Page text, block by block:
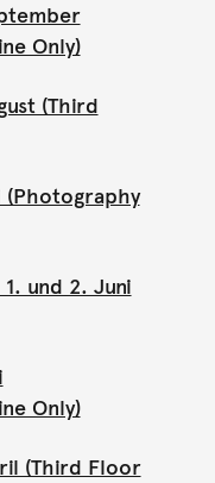
Only)
(Third
(Photography
und 2. Juni
Only)
(Third Floor